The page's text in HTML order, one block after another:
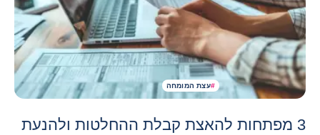
#עצת המומחה
3 מפתחות להאצת קבלת ההחלטות ולהנעת